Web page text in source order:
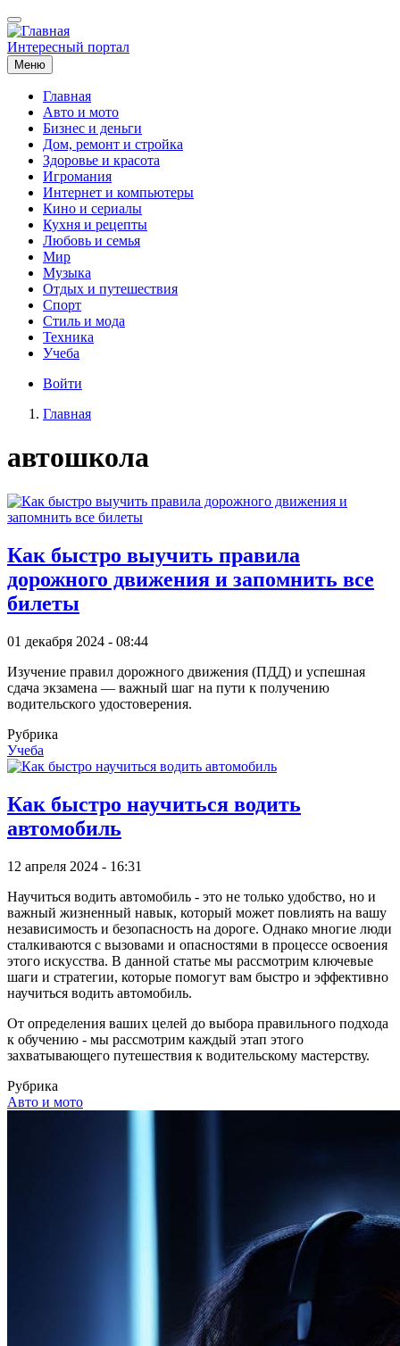
Перейти
к
основному
содержанию
Интересный портал
Меню
Основная
навигация
Главная
Авто и мото
Бизнес и деньги
Дом, ремонт и стройка
Здоровье и красота
Игромания
Интернет и компьютеры
Кино и сериалы
Кухня и рецепты
Любовь и семья
Мир
Музыка
Отдых и путешествия
Спорт
Стиль и мода
Техника
Учеба
Меню
записи
Войти
навигации
Главная
автошкола
Как быстро выучить правила
дорожного движения и запомнить все
билеты
01 декабря 2024 - 08:44
Изучение правил дорожного движения (ПДД) и успешная
сдача экзамена — важный шаг на пути к получению
водительского удостоверения.
Рубрика
Учеба
Как быстро научиться водить
автомобиль
12 апреля 2024 - 16:31
Научиться водить автомобиль - это не только удобство, но и
важный жизненный навык, который может повлиять на вашу
независимость и безопасность на дороге. Однако многие люди
сталкиваются с вызовами и опасностями в процессе освоения
этого искусства. В данной статье мы рассмотрим ключевые
шаги и стратегии, которые помогут вам быстро и эффективно
научиться водить автомобиль.
От определения ваших целей до выбора правильного подхода
к обучению - мы рассмотрим каждый этап этого
захватывающего путешествия к водительскому мастерству.
Рубрика
Авто и мото